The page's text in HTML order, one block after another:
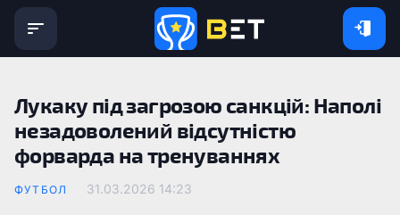
Лукаку під загрозою санкцій: Наполі
незадоволений відсутністю
форварда на тренуваннях
ФУТБОЛ 31.03.2026 14:23